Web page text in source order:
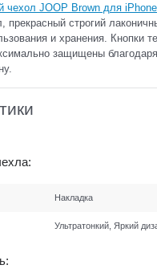
чехол JOOP Brown для iPhone
прекрасный строгий
и хранения. Кнопки
защищены благодаря
Накладка
Ультратонкий, Яркий